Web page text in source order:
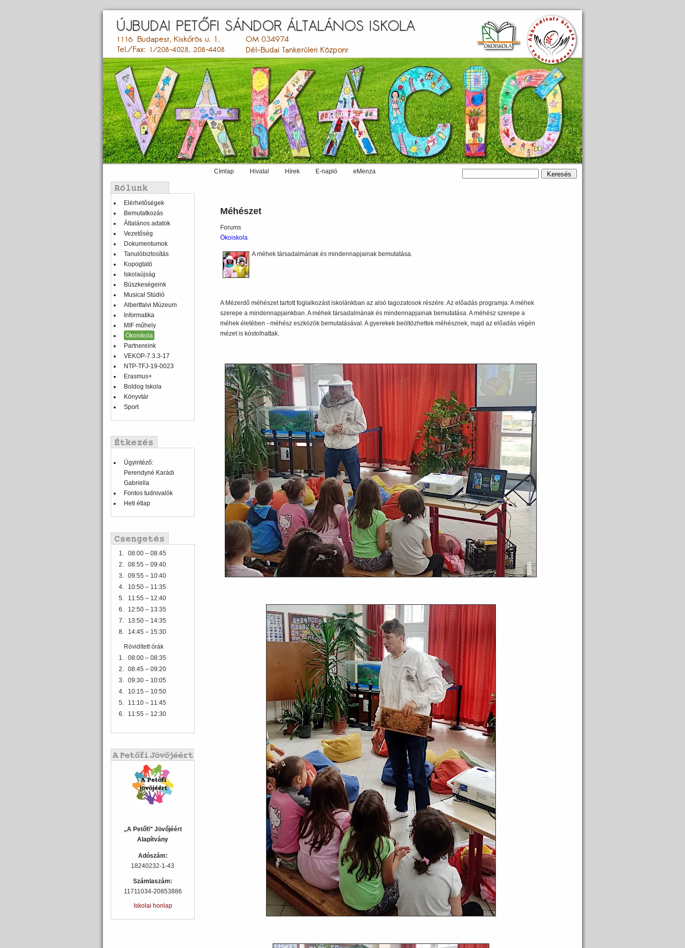
menu
Címlap Hivatal Hírek E-napló eMenza
Balmenü
Elérhetőségek
Bemutatkozás
Általános adatok
Vezetőség
Dokumentumok
Tanulóbiztosítás
Kopogtató
Iskolaújság
Büszkeségeink
Musical Stúdió
Albertfalvi Múzeum
Informatika
MIF műhely
Ökoiskola
Partnereink
VEKOP-7.3.3-17
NTP-TFJ-19-0023
Erasmus+
Boldog Iskola
Könyvtár
Sport
Ügyintéző:
Perendyné Karádi
Gabriella
Fontos tudnivalók
Heti étlap
1. 08:00 – 08:45
2. 08:55 – 09:40
3. 09:55 – 10:40
4.
10:50 – 11:35
5.
11:55 – 12:40
6.
12:50 – 13:35
7.
13:50 – 14:35
8.
14:45 – 15:30
Rövidített órák
1. 08:00 – 08:35
2. 08:45 – 09:20
3. 09:30 – 10:05
4.
10:15 – 10:50
5.
11:10 – 11:45
6.
11:55 – 12:30
„A Petőfi” Jövőjéért
Alapítvány
Adószám:
18240232-1-43
Számlaszám:
11711034-20853886
Iskolai honlap
Méhészet
Forums
Ökoiskola
A méhek társadalmának és mindennapjainak bemutatása.
A Mézerdő méhészet tartott foglalkozást iskolánkban az alsó tagozatosok részére. Az előadás programja: A méhek
szerepe a mindennapjainkban. A méhek társadalmának és mindennapjainak bemutatása. A méhész szerepe a
méhek életében - méhész eszközök bemutatásával. A gyerekek beöltözhettek méhésznek, majd az előadás végén
mézet is kóstolhattak.